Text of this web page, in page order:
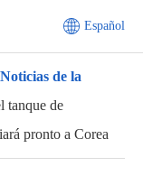
Español
Noticias de la
tanque de
pronto a Corea